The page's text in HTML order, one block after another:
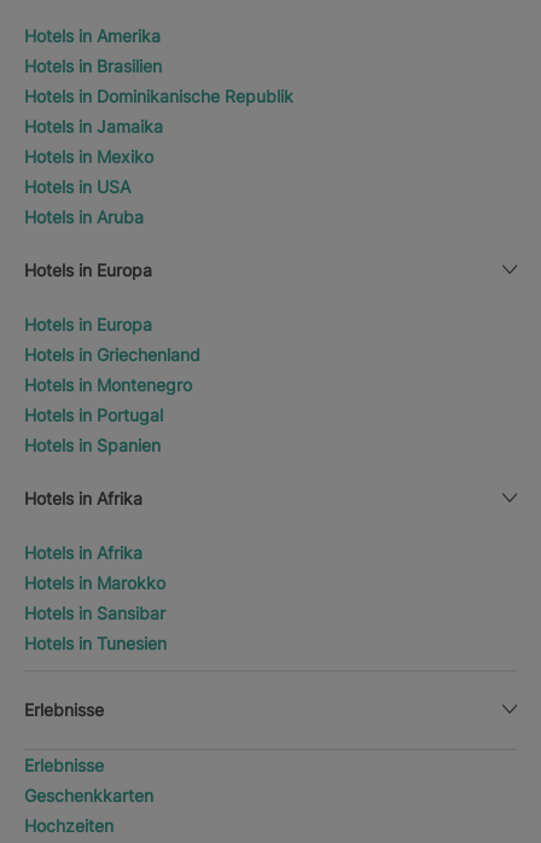
Hotels in Amerika
Hotels in Brasilien
Hotels in Dominikanische Republik
Hotels in Jamaika
Hotels in Mexiko
Hotels in USA
Hotels in Aruba
Hotels in Europa
Hotels in Europa
Hotels in Griechenland
Hotels in Montenegro
Hotels in Portugal
Hotels in Spanien
Hotels in Afrika
Hotels in Afrika
Hotels in Marokko
Hotels in Sansibar
Hotels in Tunesien
Erlebnisse
Erlebnisse
Geschenkkarten
Hochzeiten